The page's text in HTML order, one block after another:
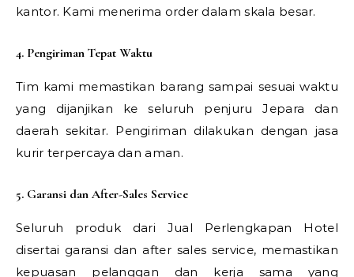
kantor. Kami menerima order dalam skala besar.
4. Pengiriman Tepat Waktu
Tim kami memastikan barang sampai sesuai waktu
yang dijanjikan ke seluruh penjuru Jepara dan
daerah sekitar. Pengiriman dilakukan dengan jasa
kurir terpercaya dan aman.
5. Garansi dan After-Sales Service
Seluruh produk dari Jual Perlengkapan Hotel
disertai garansi dan after sales service, memastikan
kepuasan pelanggan dan kerja sama yang